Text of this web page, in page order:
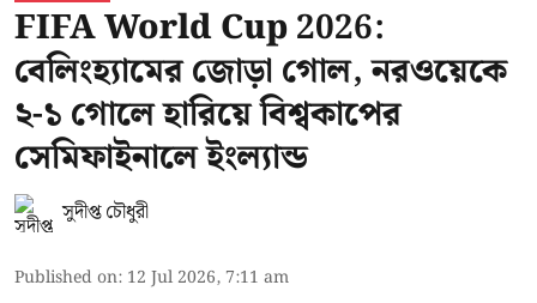
FIFA World Cup 2026:
বেলিংহ্যামের জোড়া গোল, নরওয়েকে
২-১ গোলে হারিয়ে বিশ্বকাপের
সেমিফাইনালে ইংল্যান্ড
সুদীপ্ত চৌধুরী
Published on: 12 Jul 2026, 7:11 am